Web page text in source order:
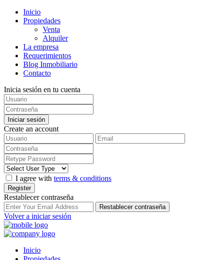
Inicio
Propiedades
Venta
Alquiler
La empresa
Requerimientos
Blog Inmobiliario
Contacto
Inicia sesión en tu cuenta
Iniciar sesión
Create an account
I agree with terms & conditions
Register
Restablecer contraseña
Restablecer contraseña
Volver a iniciar sesión
Inicio